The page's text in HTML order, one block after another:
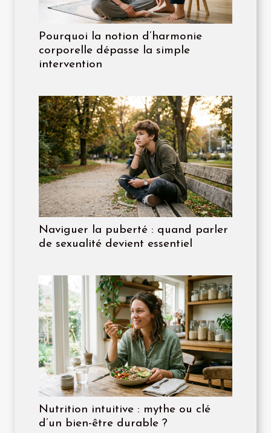
Pourquoi la notion d’harmonie
corporelle dépasse la simple
intervention
Naviguer la puberté : quand parler
de sexualité devient essentiel
Nutrition intuitive : mythe ou clé
d’un bien-être durable ?